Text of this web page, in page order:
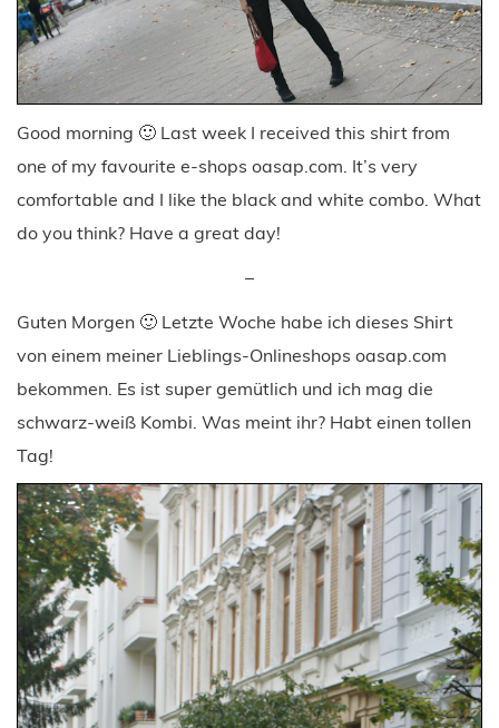
Good morning 🙂 Last week I received this shirt from
one of my favourite e-shops oasap.com. It’s very
comfortable and I like the black and white combo. What
do you think? Have a great day!
–
Guten Morgen 🙂 Letzte Woche habe ich dieses Shirt
von einem meiner Lieblings-Onlineshops oasap.com
bekommen. Es ist super gemütlich und ich mag die
schwarz-weiß Kombi. Was meint ihr? Habt einen tollen
Tag!